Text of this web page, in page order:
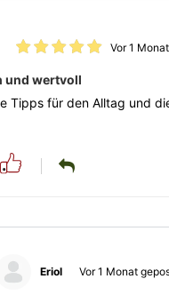
Vor 1
und wertvoll
Tipps für den Alltag und
Eriol Vor 1 Monat